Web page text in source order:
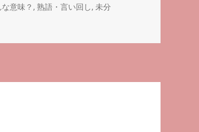
意味？ ,熟語・言い回し,未分